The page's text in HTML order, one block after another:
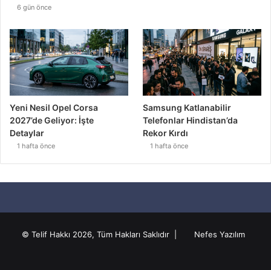
6 gün önce
Yeni Nesil Opel Corsa
2027’de Geliyor: İşte
Detaylar
1 hafta önce
Samsung Katlanabilir
Telefonlar Hindistan’da
Rekor Kırdı
1 hafta önce
© Telif Hakkı 2026, Tüm Hakları Saklıdır | Nefes Yazılım